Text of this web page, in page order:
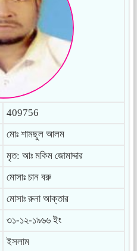
409756
মোঃ শামছুল আলম
মৃত: আঃ মকিম জোমাদ্দার
মোসাঃ চান বরু
মোসাঃ রুনা আক্তার
৩১-১২-১৯৬৬ ইং
ইসলাম